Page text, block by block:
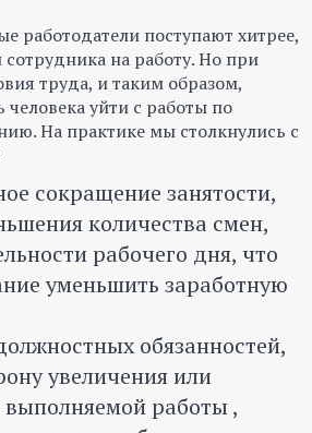
работодатели поступают хитрее,
сотрудника на работу. Но при
труда, и таким образом,
уйти с работы по
На практике мы столкнулись с
сокращение занятости,
количества смен,
рабочего дня, что
уменьшить заработную
обязанностей,
увеличения или
работы ,